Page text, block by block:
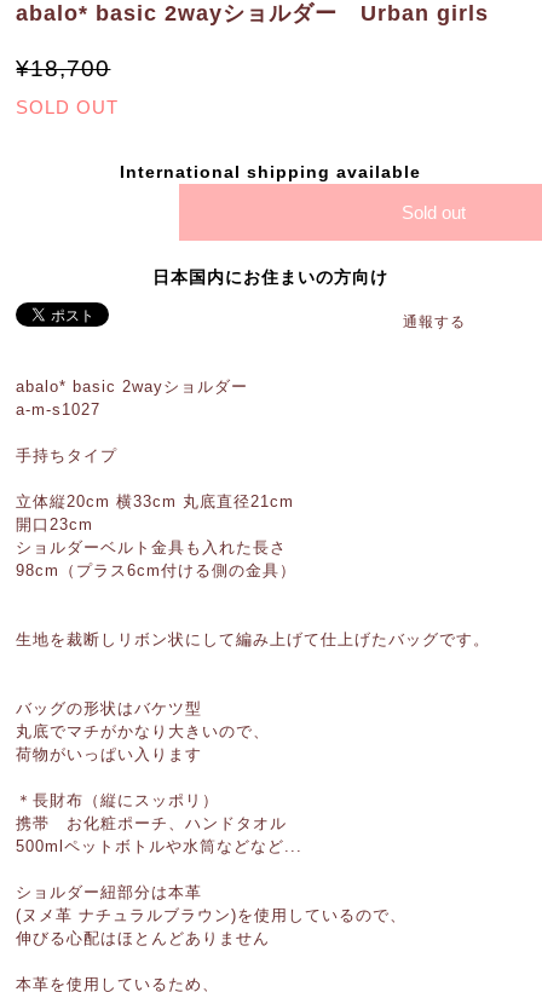
abalo* basic 2wayショルダー Urban girls
¥18,700
SOLD OUT
International shipping available
Sold out
日本国内にお住まいの方向け
通報する
abalo* basic 2wayショルダー
a-m-s1027
手持ちタイプ
立体縦20cm 横33cm 丸底直径21cm
開口23cm
ショルダーベルト金具も入れた長さ
98cm（プラス6cm付ける側の金具）
生地を裁断しリボン状にして編み上げて仕上げたバッグです。
バッグの形状はバケツ型
丸底でマチがかなり大きいので、
荷物がいっぱい入ります
＊長財布（縦にスッポリ）
携帯 お化粧ポーチ、ハンドタオル
500mlペットボトルや水筒などなど...
ショルダー紐部分は本革
(ヌメ革 ナチュラルブラウン)を使用しているので、
伸びる心配はほとんどありません
本革を使用しているため、